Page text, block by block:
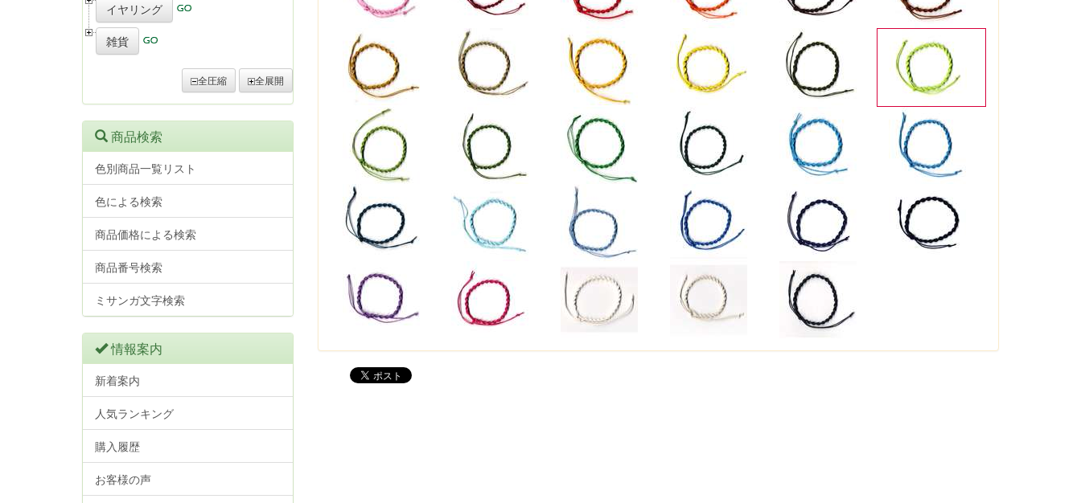
イヤリング
雑貨
全圧縮 全展開
商品検索
色別商品一覧リスト
色による検索
商品価格による検索
商品番号検索
ミサンガ文字検索
情報案内
新着案内
人気ランキング
購入履歴
お客様の声